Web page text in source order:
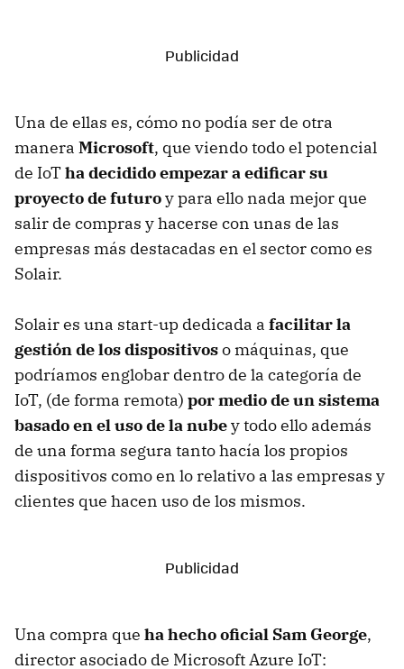
Una de ellas es, cómo no podía ser de otra
manera Microsoft, que viendo todo el potencial
de IoTha decidido empezar a edificar su
proyecto de futuroy para ello nada mejor que
salir de compras y hacerse con unas de las
empresas más destacadas en el sector como es
Solair.
Solair es una start-up dedicada a facilitar la
gestión de los dispositivoso máquinas, que
podríamos englobar dentro de la categoría de
IoT, (de forma remota) por medio de un sistema
basado en el uso de la nubey todo ello además
de una forma segura tanto hacía los propios
dispositivos como en lo relativo a las empresas y
clientes que hacen uso de los mismos.
Una compra que ha hecho oficial Sam George,
director asociado de Microsoft Azure IoT: